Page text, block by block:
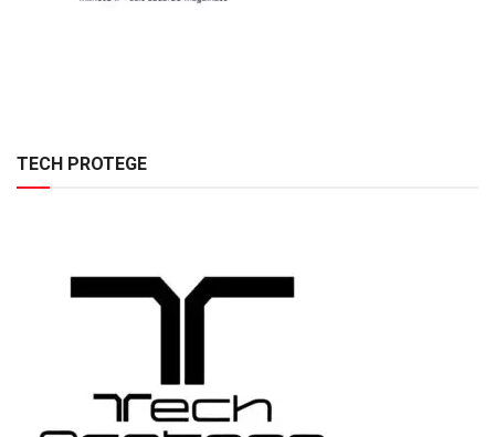
TECH PROTEGE